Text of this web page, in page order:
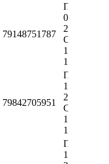
79148751787
Пн-Пт
09:00-
20:00
Сб-Вс
10:00-
18:00
79842705951
Пн-Пт
10:00-
20:00
Сб-Вс
10:00-
18:00
Пн-Пт
10:00-